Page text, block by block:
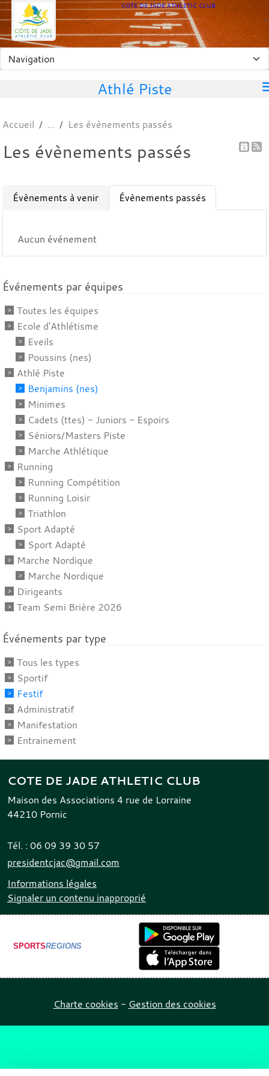
COTE DE JADE ATHLETIC CLUB
Athlé Piste
Accueil Les évènements passés
Les évènements passés
Évènements à venir Évènements passés
Aucun événement
Événements par équipes
Toutes les équipes
Ecole d'Athlétisme
Eveils
Poussins (nes)
Athlé Piste
Benjamins (nes)
Minimes
Cadets (ttes) - Juniors - Espoirs
Séniors/Masters Piste
Marche Athlétique
Running
Running Compétition
Running Loisir
Triathlon
Sport Adapté
Sport Adapté
Marche Nordique
Marche Nordique
Dirigeants
Team Semi Brière 2026
Événements par type
Tous les types
Sportif
Festif
Administratif
Manifestation
Entrainement
COTE DE JADE ATHLETIC CLUB
Maison des Associations 4 rue de Lorraine
44210 Pornic
Tél. : 06 09 39 30 57
presidentcjac@gmail.com
Informations légales
Signaler un contenu inapproprié
SPORTSREGIONS
Charte cookies Gestion des cookies
Panneau de gestion des cookies